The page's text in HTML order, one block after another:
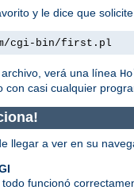
y le dice que
cgi-bin/first.pl
verá una línea
casi cualquier
llegar a ver en su
todo funcionó